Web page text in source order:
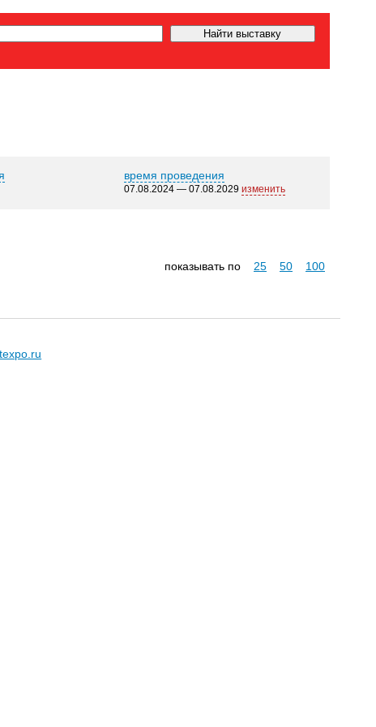
время проведения
07.08.2024 — 07.08.2029 изменить
показывать по 25 50 100